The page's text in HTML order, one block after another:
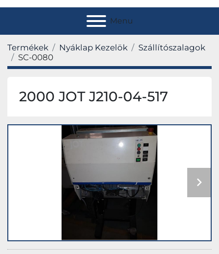
Menu
Termékek Nyáklap Kezelök
Szállítószalagok
SC-0080
2000 JOT J210-04-517